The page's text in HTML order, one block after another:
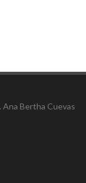
Bertha Cuevas